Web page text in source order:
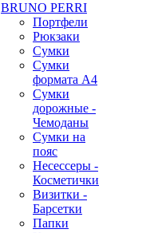
BRUNO PERRI
Портфели
Рюкзаки
Сумки
Сумки
формата А4
Сумки
дорожные -
Чемоданы
Сумки на
пояс
Несессеры -
Косметички
Визитки -
Барсетки
Папки